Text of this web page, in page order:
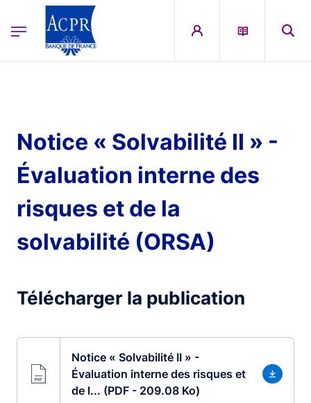
ACPR Menu Principal (French)
Notice « Solvabilité II » -
Évaluation interne des
risques et de la
solvabilité (ORSA)
Télécharger la publication
Notice « Solvabilité II » -
Évaluation interne des risques et
de l... (PDF - 209.08 Ko)